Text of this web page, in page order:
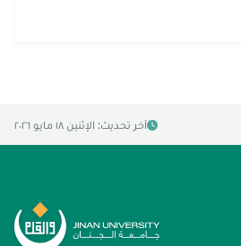
آخر تحديث: الإثنين ١٨ مايو ٢٠٢٦